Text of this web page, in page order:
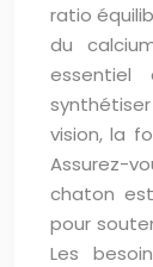
ratio
du
vision, la
Assurez-
chaton
pour
Les